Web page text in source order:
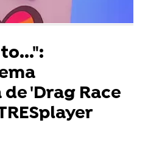
'Drag Race